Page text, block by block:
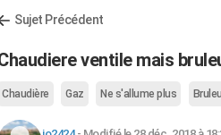
Sujet Précédent
ventile mais
Chaudière Gaz Ne s'allume plus